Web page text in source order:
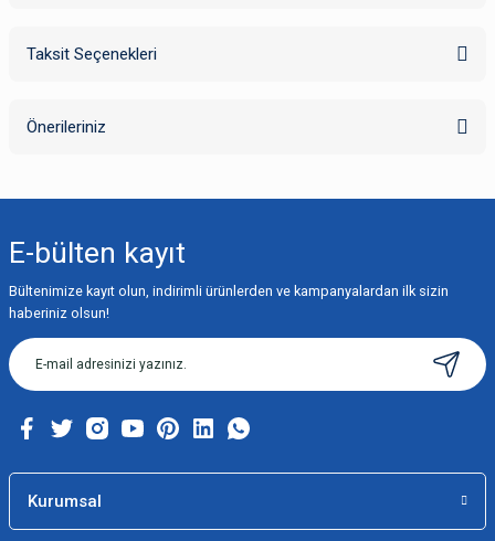
Taksit Seçenekleri
Önerileriniz
Görüş ve önerileriniz için teşekkür ederiz.
Ürün resmi kalitesiz, bozuk veya görüntülenemiyor.
Ürün açıklamasında eksik bilgiler bulunuyor.
Ürün bilgilerinde hatalar bulunuyor.
Bu ürüne benzer farklı alternatifler olmalı.
E-bülten kayıt
Bültenimize kayıt olun, indirimli ürünlerden ve kampanyalardan ilk sizin
haberiniz olsun!
Kurumsal